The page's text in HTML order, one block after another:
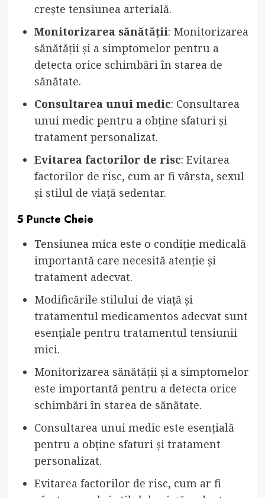
crește tensiunea arterială.
Monitorizarea sănătății: Monitorizarea
sănătății și a simptomelor pentru a
detecta orice schimbări în starea de
sănătate.
Consultarea unui medic: Consultarea
unui medic pentru a obține sfaturi și
tratament personalizat.
Evitarea factorilor de risc: Evitarea
factorilor de risc, cum ar fi vârsta, sexul
și stilul de viață sedentar.
5 Puncte Cheie
Tensiunea mica este o condiție medicală
importantă care necesită atenție și
tratament adecvat.
Modificările stilului de viață și
tratamentul medicamentos adecvat sunt
esențiale pentru tratamentul tensiunii
mici.
Monitorizarea sănătății și a simptomelor
este importantă pentru a detecta orice
schimbări în starea de sănătate.
Consultarea unui medic este esențială
pentru a obține sfaturi și tratament
personalizat.
Evitarea factorilor de risc, cum ar fi